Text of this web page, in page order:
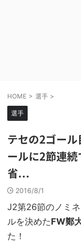
HOME > 選手 >
選手
テセの2ゴー
ールに2節連
省...
2016/8/1
J2第26節のノミ
ルを決めたFW鄭
た！